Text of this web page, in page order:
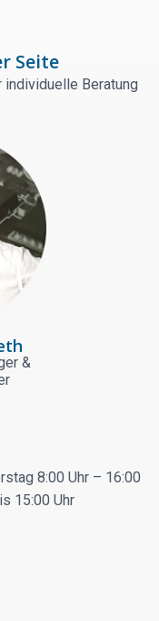
Seite
Beratung
&
8:00 Uhr – 16:00
15:00 Uhr